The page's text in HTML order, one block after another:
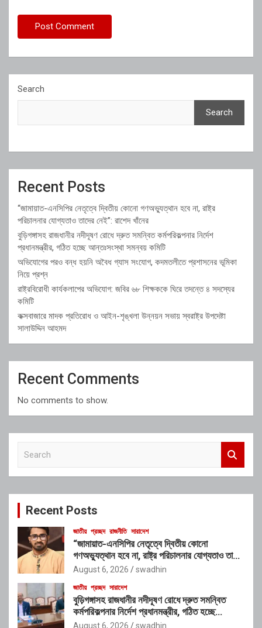
Search
Search
Recent Posts
“জামায়াত-এনসিপির নেতৃত্বে দ্বিতীয় কোনো গণঅভ্যুত্থান হবে না, রাষ্ট্র
পরিচালনার যোগ্যতাও তাদের নেই”: রাশেদ খাঁনের
বুড়িগঙ্গাসহ রাজধানীর নদীদূষণ রোধে দ্রুত সমন্বিত কর্মপরিকল্পনার নির্দেশ
প্রধানমন্ত্রীর, গঠিত হচ্ছে আন্তঃসংস্থা সমন্বয় কমিটি
অভিযোগের পরও বন্ধ হয়নি অবৈধ গ্যাস সংযোগ, কদমতলীতে প্রশাসনের ভূমিকা
নিয়ে প্রশ্ন
রাষ্ট্রবিরোধী কার্যকলাপের অভিযোগ: জবির ৬৮ শিক্ষককে ঘিরে তদন্তে ৪ সদস্যের
কমিটি
কক্সবাজারে মাদক প্রতিরোধ ও আইন-শৃঙ্খলা উন্নয়ন সভায় স্বরাষ্ট্র উপদেষ্টা
সালাউদ্দিন আহমদ
Recent Comments
No comments to show.
c
Recent Posts
জাতীয় প্রচ্ছদ রাজনীতি সারাদেশ
“জামায়াত-এনসিপির নেতৃত্বে দ্বিতীয় কোনো
গণঅভ্যুত্থান হবে না, রাষ্ট্র পরিচালনার যোগ্যতাও তাদের
নেই”: রাশেদ খাঁনের
August 6, 2026 swadhin
জাতীয় প্রচ্ছদ সারাদেশ
বুড়িগঙ্গাসহ রাজধানীর নদীদূষণ রোধে দ্রুত সমন্বিত
কর্মপরিকল্পনার নির্দেশ প্রধানমন্ত্রীর, গঠিত হচ্ছে
আন্তঃসংস্থা সমন্বয় কমিটি
August 6, 2026 swadhin